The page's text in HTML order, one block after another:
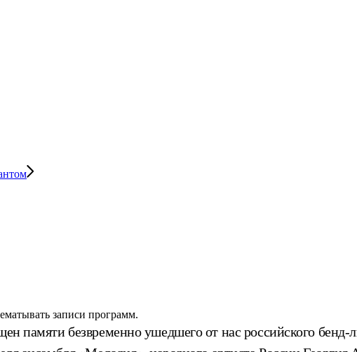
записи программ.
памяти безвременно ушедшего от нас российского бенд-